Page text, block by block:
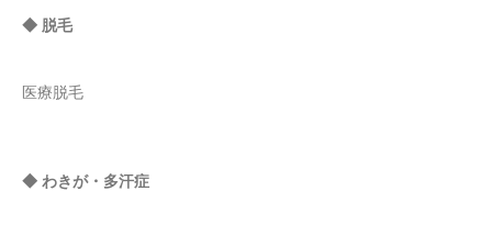
◆ 脱毛
医療脱毛
◆ わきが・多汗症